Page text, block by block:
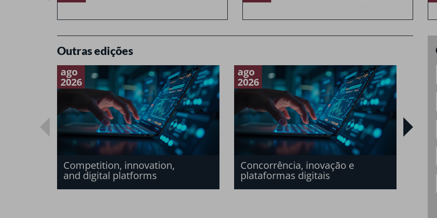
Outras edições
ago
2026
Competition, innovation,
and digital platforms
ago
2026
Concorrência, inovação e
plataformas digitais
do